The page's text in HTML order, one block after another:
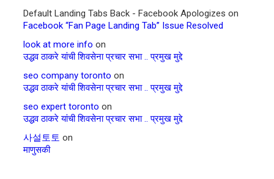
Default Landing Tabs Back - Facebook Apologizes on
Facebook “Fan Page Landing Tab” Issue Resolved
look at more info on
उद्धव ठाकरे यांची शिवसेना प्रचार सभा .. प्रमुख मुद्दे
seo company toronto on
उद्धव ठाकरे यांची शिवसेना प्रचार सभा .. प्रमुख मुद्दे
seo expert toronto on
उद्धव ठाकरे यांची शिवसेना प्रचार सभा .. प्रमुख मुद्दे
사설토토 on
माणुसकी